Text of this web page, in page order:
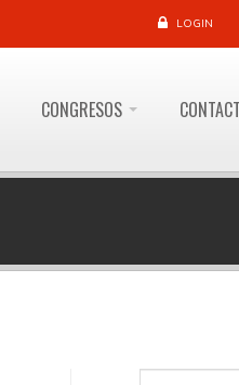
LOGIN
CONGRESOS